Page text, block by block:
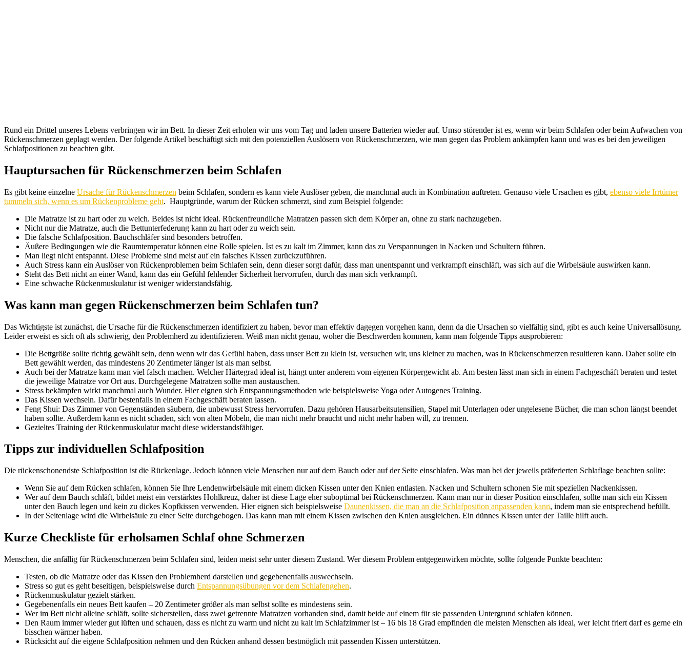
Rund ein Drittel unseres Lebens verbringen wir im Bett. In dieser Zeit erholen wir uns vom Tag und laden unsere Batterien wieder auf. Umso störender ist es, wenn wir beim Schlafen oder beim Aufwachen von
Rückenschmerzen geplagt werden. Der folgende Artikel beschäftigt sich mit den potenziellen Auslösern von Rückenschmerzen, wie man gegen das Problem ankämpfen kann und was es bei den jeweiligen
Schlafpositionen zu beachten gibt.
Hauptursachen für Rückenschmerzen beim Schlafen
Es gibt keine einzelne Ursache für Rückenschmerzen beim Schlafen, sondern es kann viele Auslöser geben, die manchmal auch in Kombination auftreten. Genauso viele Ursachen es gibt, ebenso viele Irrtümer
tummeln sich, wenn es um Rückenprobleme geht. Hauptgründe, warum der Rücken schmerzt, sind zum Beispiel folgende:
Die Matratze ist zu hart oder zu weich. Beides ist nicht ideal. Rückenfreundliche Matratzen passen sich dem Körper an, ohne zu stark nachzugeben.
Nicht nur die Matratze, auch die Bettunterfederung kann zu hart oder zu weich sein.
Die falsche Schlafposition. Bauchschläfer sind besonders betroffen.
Äußere Bedingungen wie die Raumtemperatur können eine Rolle spielen. Ist es zu kalt im Zimmer, kann das zu Verspannungen in Nacken und Schultern führen.
Man liegt nicht entspannt. Diese Probleme sind meist auf ein falsches Kissen zurückzuführen.
Auch Stress kann ein Auslöser von Rückenproblemen beim Schlafen sein, denn dieser sorgt dafür, dass man unentspannt und verkrampft einschläft, was sich auf die Wirbelsäule auswirken kann.
Steht das Bett nicht an einer Wand, kann das ein Gefühl fehlender Sicherheit hervorrufen, durch das man sich verkrampft.
Eine schwache Rückenmuskulatur ist weniger widerstandsfähig.
Was kann man gegen Rückenschmerzen beim Schlafen tun?
Das Wichtigste ist zunächst, die Ursache für die Rückenschmerzen identifiziert zu haben, bevor man effektiv dagegen vorgehen kann, denn da die Ursachen so vielfältig sind, gibt es auch keine Universallösung.
Leider erweist es sich oft als schwierig, den Problemherd zu identifizieren. Weiß man nicht genau, woher die Beschwerden kommen, kann man folgende Tipps ausprobieren:
Die Bettgröße sollte richtig gewählt sein, denn wenn wir das Gefühl haben, dass unser Bett zu klein ist, versuchen wir, uns kleiner zu machen, was in Rückenschmerzen resultieren kann. Daher sollte ein
Bett gewählt werden, das mindestens 20 Zentimeter länger ist als man selbst.
Auch bei der Matratze kann man viel falsch machen. Welcher Härtegrad ideal ist, hängt unter anderem vom eigenen Körpergewicht ab. Am besten lässt man sich in einem Fachgeschäft beraten und testet
die jeweilige Matratze vor Ort aus. Durchgelegene Matratzen sollte man austauschen.
Stress bekämpfen wirkt manchmal auch Wunder. Hier eignen sich Entspannungsmethoden wie beispielsweise Yoga oder Autogenes Training.
Das Kissen wechseln. Dafür bestenfalls in einem Fachgeschäft beraten lassen.
Feng Shui: Das Zimmer von Gegenständen säubern, die unbewusst Stress hervorrufen. Dazu gehören Hausarbeitsutensilien, Stapel mit Unterlagen oder ungelesene Bücher, die man schon längst beendet
haben sollte. Außerdem kann es nicht schaden, sich von alten Möbeln, die man nicht mehr braucht und nicht mehr haben will, zu trennen.
Gezieltes Training der Rückenmuskulatur macht diese widerstandsfähiger.
Tipps zur individuellen Schlafposition
Die rückenschonendste Schlafposition ist die Rückenlage. Jedoch können viele Menschen nur auf dem Bauch oder auf der Seite einschlafen. Was man bei der jeweils präferierten Schlaflage beachten sollte:
Wenn Sie auf dem Rücken schlafen, können Sie Ihre Lendenwirbelsäule mit einem dicken Kissen unter den Knien entlasten. Nacken und Schultern schonen Sie mit speziellen Nackenkissen.
Wer auf dem Bauch schläft, bildet meist ein verstärktes Hohlkreuz, daher ist diese Lage eher suboptimal bei Rückenschmerzen. Kann man nur in dieser Position einschlafen, sollte man sich ein Kissen
unter den Bauch legen und kein zu dickes Kopfkissen verwenden. Hier eignen sich beispielsweise Daunenkissen, die man an die Schlafposition anpassenden kann, indem man sie entsprechend befüllt.
In der Seitenlage wird die Wirbelsäule zu einer Seite durchgebogen. Das kann man mit einem Kissen zwischen den Knien ausgleichen. Ein dünnes Kissen unter der Taille hilft auch.
Kurze Checkliste für erholsamen Schlaf ohne Schmerzen
Menschen, die anfällig für Rückenschmerzen beim Schlafen sind, leiden meist sehr unter diesem Zustand. Wer diesem Problem entgegenwirken möchte, sollte folgende Punkte beachten:
Testen, ob die Matratze oder das Kissen den Problemherd darstellen und gegebenenfalls auswechseln.
Stress so gut es geht beseitigen, beispielsweise durch Entspannungsübungen vor dem Schlafengehen.
Rückenmuskulatur gezielt stärken.
Gegebenenfalls ein neues Bett kaufen – 20 Zentimeter größer als man selbst sollte es mindestens sein.
Wer im Bett nicht alleine schläft, sollte sicherstellen, dass zwei getrennte Matratzen vorhanden sind, damit beide auf einem für sie passenden Untergrund schlafen können.
Den Raum immer wieder gut lüften und schauen, dass es nicht zu warm und nicht zu kalt im Schlafzimmer ist – 16 bis 18 Grad empfinden die meisten Menschen als ideal, wer leicht friert darf es gerne ein
bisschen wärmer haben.
Rücksicht auf die eigene Schlafposition nehmen und den Rücken anhand dessen bestmöglich mit passenden Kissen unterstützen.